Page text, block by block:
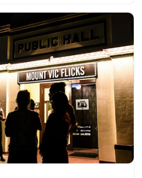
最重要的工程之一…